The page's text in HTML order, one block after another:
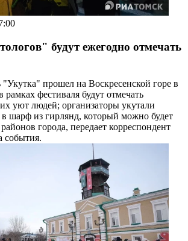
будут ежегодно отмечать
прошел на Воскресенской горе в
рамках фестиваля будут отмечать
уют людей; организаторы укутали
шарф из гирлянд, который можно будет
города, передает корреспондент
события.